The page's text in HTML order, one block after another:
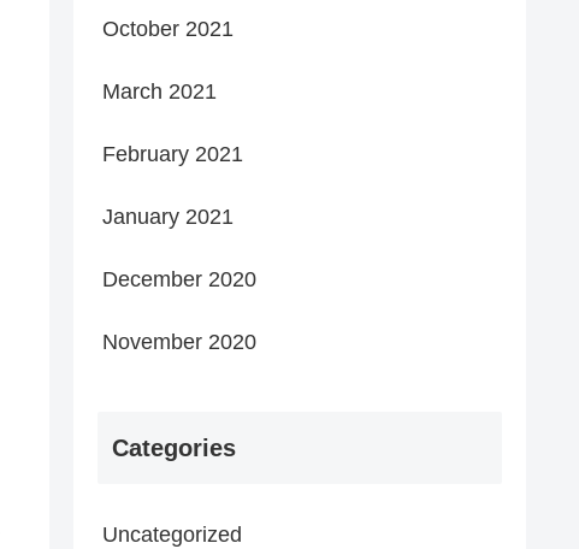
October 2021
March 2021
February 2021
January 2021
December 2020
November 2020
Categories
Uncategorized